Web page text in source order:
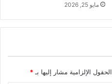
مايو 25, 2026
الحقول الإلزامية مشار إليها بـ *